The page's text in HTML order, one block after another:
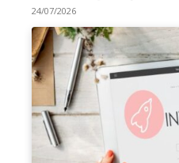
24/07/2026